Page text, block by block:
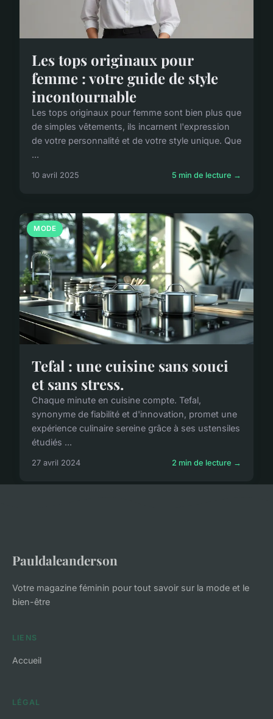
Les tops originaux pour
femme : votre guide de style
incontournable
Les tops originaux pour femme sont bien plus que
de simples vêtements, ils incarnent l'expression
de votre personnalité et de votre style unique. Que
...
10 avril 2025 5 min de lecture →
MODE
Tefal : une cuisine sans souci
et sans stress.
Chaque minute en cuisine compte. Tefal,
synonyme de fiabilité et d'innovation, promet une
expérience culinaire sereine grâce à ses ustensiles
étudiés ...
27 avril 2024 2 min de lecture →
Pauldaleanderson
Votre magazine féminin pour tout savoir sur la mode et le
bien-être
LIENS
Accueil
LÉGAL